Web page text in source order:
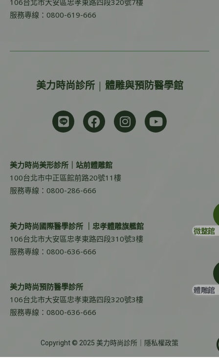
106台北市大安區忠孝東路四段320號7樓
服務專線：0800-619-666
美力時尚診所 | 體雕與預防醫學館
美力時尚美形診所｜站前體雕館
100台北市中正區館前路20號11樓
服務專線：0800-286-666
美力時尚國際醫學診所 ｜忠孝體雕旗艦館
106台北市大安區忠孝東路四段310號3樓
服務專線：0800-636-666
美力時尚預防醫學診所
106台北市大安區忠孝東路四段320號3樓
服務專線：0800-636-666
Copyright © 2025 美力時尚診所｜ 隱私權政策
微整館
體雕館